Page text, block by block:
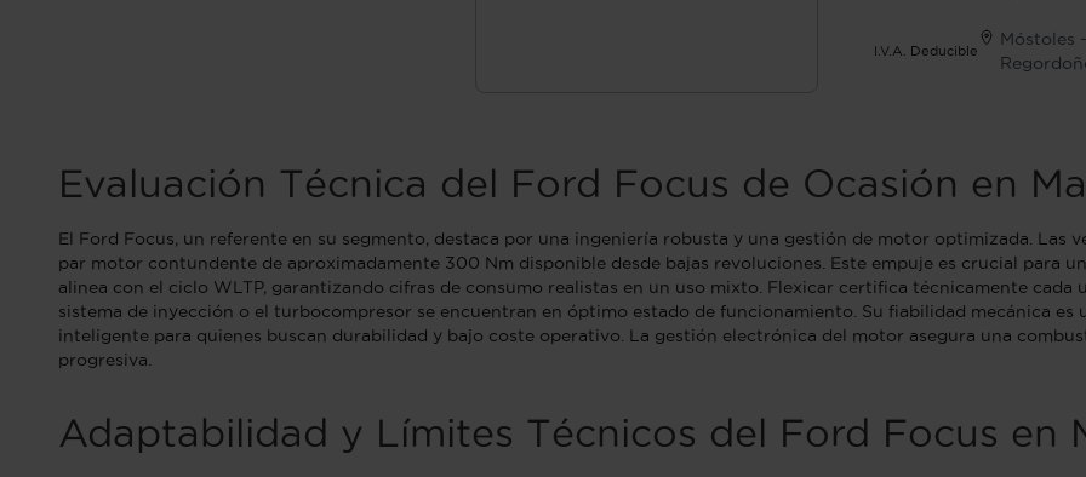
I.V.A. Deducible
Móstoles
Evaluación Técnica del Ford Focus de Ocasión en
El Ford Focus, un referente en su segmento, destaca por una ingeniería robusta y una gestión de motor optimizada. Las
par motor contundente de aproximadamente 300 Nm disponible desde bajas revoluciones. Este empuje es crucial para
alinea con el ciclo WLTP, garantizando cifras de consumo realistas en un uso mixto. Flexicar certifica técnicamente
sistema de inyección o el turbocompresor se encuentran en óptimo estado de funcionamiento. Su fiabilidad mecánica
inteligente para quienes buscan durabilidad y bajo coste operativo. La gestión electrónica del motor asegura una
progresiva.
Adaptabilidad y Límites Técnicos del Ford Focus en